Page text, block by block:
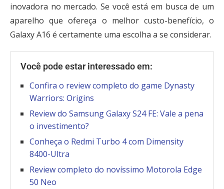
inovadora no mercado. Se você está em busca de um
aparelho que ofereça o melhor custo-benefício, o
Galaxy A16 é certamente uma escolha a se considerar.
Você pode estar interessado em:
Confira o review completo do game Dynasty
Warriors: Origins
Review do Samsung Galaxy S24 FE: Vale a pena
o investimento?
Conheça o Redmi Turbo 4 com Dimensity
8400-Ultra
Review completo do novíssimo Motorola Edge
50 Neo